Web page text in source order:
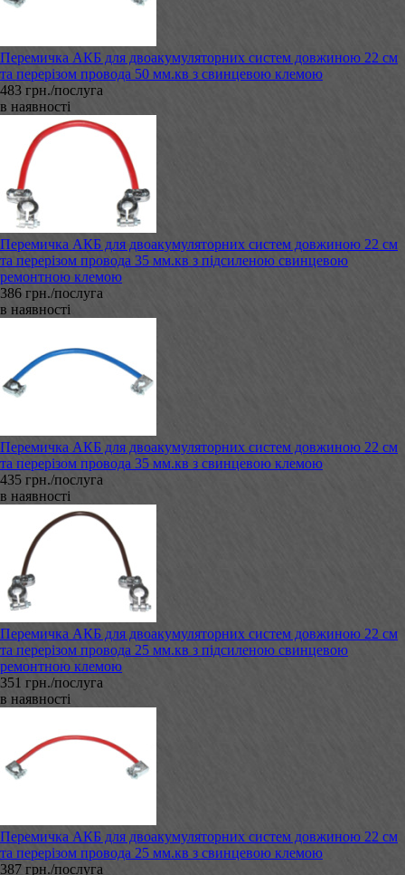
Перемичка АКБ для двоакумуляторних систем довжиною 22 см
та перерізом провода 50 мм.кв з свинцевою клемою
483 грн./послуга
в наявності
Перемичка АКБ для двоакумуляторних систем довжиною 22 см
та перерізом провода 35 мм.кв з підсиленою свинцевою
ремонтною клемою
386 грн./послуга
в наявності
Перемичка АКБ для двоакумуляторних систем довжиною 22 см
та перерізом провода 35 мм.кв з свинцевою клемою
435 грн./послуга
в наявності
Перемичка АКБ для двоакумуляторних систем довжиною 22 см
та перерізом провода 25 мм.кв з підсиленою свинцевою
ремонтною клемою
351 грн./послуга
в наявності
Перемичка АКБ для двоакумуляторних систем довжиною 22 см
та перерізом провода 25 мм.кв з свинцевою клемою
387 грн./послуга